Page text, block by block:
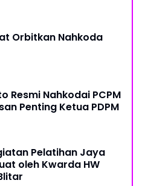
Orbitkan Nahkoda
Resmi Nahkodai PCPM
Penting Ketua PDPM
Pelatihan Jaya
oleh Kwarda HW